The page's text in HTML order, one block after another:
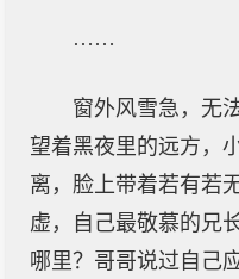
……
窗外风雪急，无
望着黑夜里的远方，
离，脸上带着若有若
虚，自己最敬慕的兄
哪里？哥哥说过自己